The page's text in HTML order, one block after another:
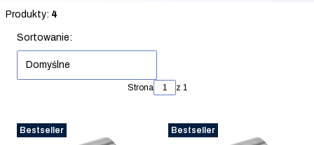
Koniec filtrów
Produkty: 4
Lista produktów
Sortowanie:
Domyślne
Strona z 1
Bestseller Bestseller